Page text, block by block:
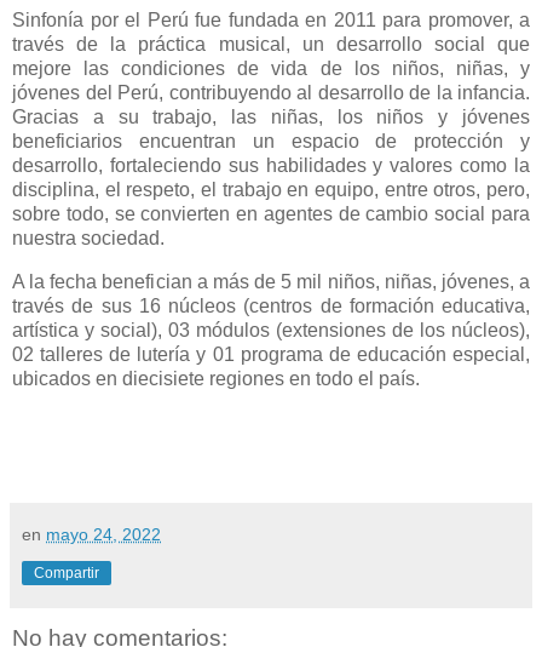
Sinfonía por el Perú fue fundada en 2011 para promover, a
través de la práctica musical, un desarrollo social que
mejore las condiciones de vida de los niños, niñas, y
jóvenes del Perú, contribuyendo al desarrollo de la infancia.
Gracias a su trabajo, las niñas, los niños y jóvenes
beneficiarios encuentran un espacio de protección y
desarrollo, fortaleciendo sus habilidades y valores como la
disciplina, el respeto, el trabajo en equipo, entre otros, pero,
sobre todo, se convierten en agentes de cambio social para
nuestra sociedad.
A la fecha benefician a más de 5 mil niños, niñas, jóvenes, a
través de sus 16 núcleos (centros de formación educativa,
artística y social), 03 módulos (extensiones de los núcleos),
02 talleres de lutería y 01 programa de educación especial,
ubicados en diecisiete regiones en todo el país.
en mayo 24, 2022
Compartir
No hay comentarios: